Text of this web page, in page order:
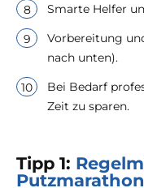
Smarte Helfer
Vorbereitung
nach unten).
Bei Bedarf
Zeit zu sparen.
Tipp 1:
Putzmarathon